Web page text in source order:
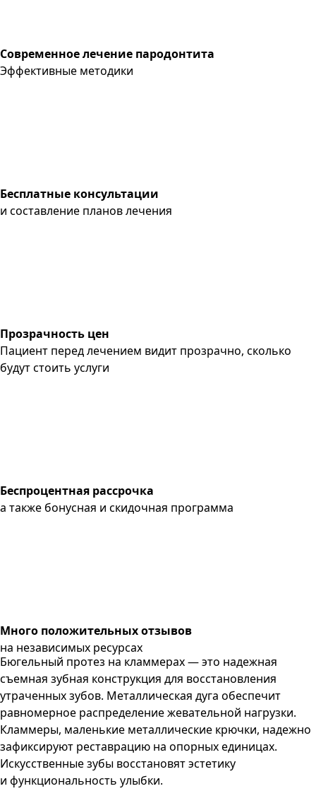
Современное лечение пародонтита
Эффективные методики
Бесплатные консультации
и составление планов лечения
Прозрачность цен
Пациент перед лечением видит прозрачно, сколько
будут стоить услуги
Беспроцентная рассрочка
а также бонусная и скидочная программа
Много положительных отзывов
на независимых ресурсах
Бюгельный протез на кламмерах — это надежная
съемная зубная конструкция для восстановления
утраченных зубов. Металлическая дуга обеспечит
равномерное распределение жевательной нагрузки.
Кламмеры, маленькие металлические крючки, надежно
зафиксируют реставрацию на опорных единицах.
Искусственные зубы восстановят эстетику
и функциональность улыбки.